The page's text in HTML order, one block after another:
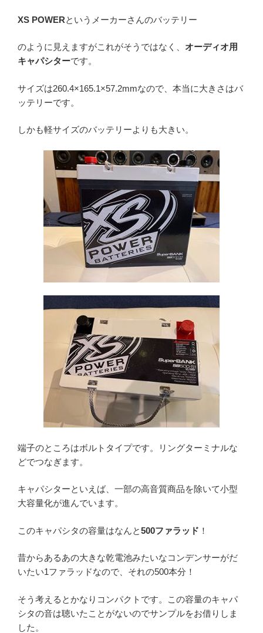
XS POWERというメーカーさんのバッテリー
のように見えますがこれがそうではなく、 オーディオ用
キャパシターです。
サイズは260.4×165.1×57.2mmなので、本当に大きさはバ
ッテリーです。
しかも軽サイズのバッテリーよりも大きい。
端子のところはボルトタイプです。リングターミナルな
どでつなぎます。
キャパシターといえば、一部の高音質商品を除いて小型
大容量化が進んでいます。
このキャパシタの容量はなんと500ファラッド ！
昔からあるあの大きな乾電池みたいなコンデンサーがだ
いたい1ファラッドなので、それの500本分！
そう考えるとかなりコンパクトです。この容量のキャパ
シタの音は聴いたことがないのでサンプルをお借りしま
した。